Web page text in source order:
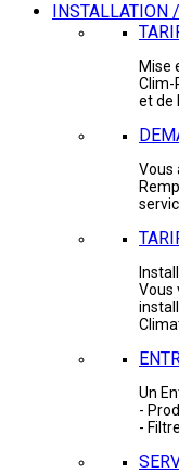
INSTALLATION
Mise
Clim-
et de
Vous
Vous
Un
-
-